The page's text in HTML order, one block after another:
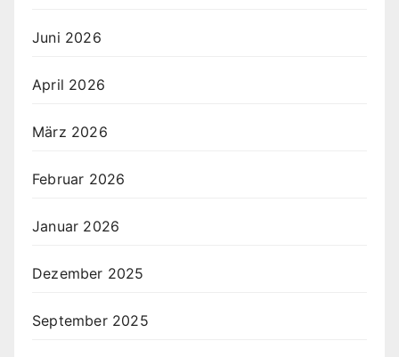
Juni 2026
April 2026
März 2026
Februar 2026
Januar 2026
Dezember 2025
September 2025